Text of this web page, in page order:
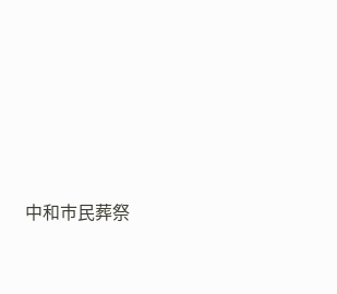
中和市民葬祭